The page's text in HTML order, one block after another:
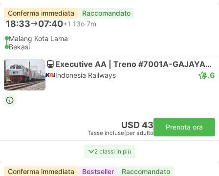
Conferma immediata Raccomandato
18:33 07:40+1 13o 7m
Malang Kota Lama
Bekasi
Executive AA | Treno #7001A-GAJAYANA TAMBAHAN
Indonesia Railways 4.6
USD 43
Tasse incluse per adulto
Prenota ora
2 classi in più
Conferma immediata Bestseller Raccomandato